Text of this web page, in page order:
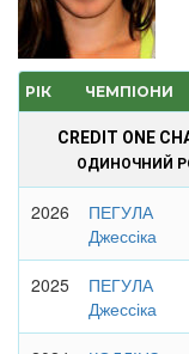
РІК ЧЕМПІОНИ
CREDIT ONE
ОДИНОЧНИЙ
2026
ПЕГУЛА
Джессіка
2025
ПЕГУЛА
Джессіка